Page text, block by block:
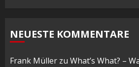
NEUESTE KOMMENTARE
Frank Müller zu What’s What? –